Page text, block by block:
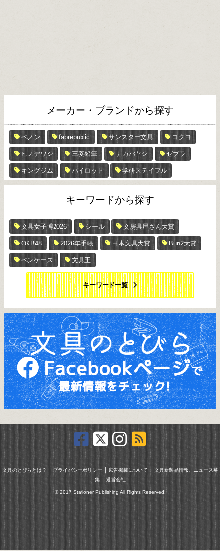
メーカー・ブランドから探す
ペノン fabrepublic サンスター文具 コクヨ
ヒノデワシ 三菱鉛筆 ナカバヤシ ゼブラ
キングジム パイロット 学研ステイフル
キーワードから探す
文具女子博2026 シール 文房具屋さん大賞
OKB48 2026年手帳 日本文具大賞 Bun2大賞
ペンケース 文具王
キーワード一覧
文具のとびらとは？ ｜ プライバシーポリシー｜ 広告掲載について ｜ 文具新製品情報、ニュース募
集｜ 運営会社
© 2017 Stationer Publishing All Rights Reserved.